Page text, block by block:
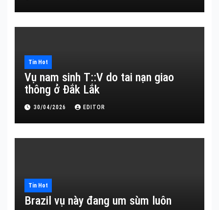
Tin Hot
Vụ nam sinh T::V do tai nạn giao
thông ở Đắk Lắk
30/04/2026 EDITOR
Tin Hot
Brazil vụ này đang um sùm luôn